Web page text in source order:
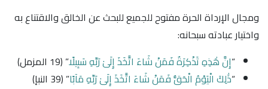
ومجال الإرداة الحرة مفتوح للجميع للبحث عن الخالق والاقتناع به
واختيار عبادته سبحانه:
“إِنَّ هَٰذِهِ تَذْكِرَةٌ فَمَنْ شَاءَ اتَّخَذَ إِلَىٰ رَبِّهِ سَبِيلًا” ﴿19 المزمل﴾
“ذَٰلِكَ الْيَوْمُ الْحَقُّ فَمَنْ شَاءَ اتَّخَذَ إِلَىٰ رَبِّهِ مَآبًا” ﴿39 النبإ﴾